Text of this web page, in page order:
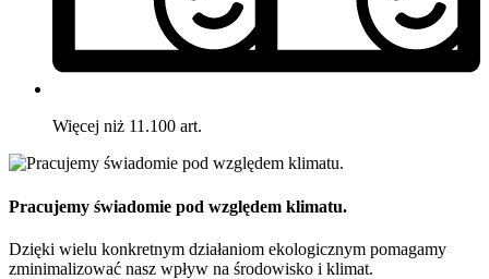
Więcej niż 11.100 art.
Pracujemy świadomie pod względem klimatu.
Dzięki wielu konkretnym działaniom ekologicznym pomagamy
zminimalizować nasz wpływ na środowisko i klimat.